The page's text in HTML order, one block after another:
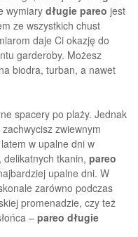
wymiary długie pareo jest
ze wszystkich chust
daje Ci okazję do
garderoby. Możesz
biodra, turban, a nawet
spacery po plaży. Jednak
zwiewnym
w upalne dni w
tkanin, pareo
upalne dni. W
zarówno podczas
promenadzie, czy też
– pareo długie